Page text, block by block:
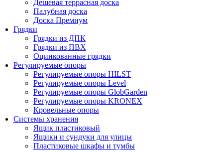
Дешевая террасная доска
Палубная доска
Доска Премиум
Грядки
Грядки из ДПК
Грядки из ПВХ
Оцинкованные грядки
Регулируемые опоры
Регулируемые опоры HILST
Регулируемые опоры Level
Регулируемые опоры GlobGarden
Регулируемые опоры KRONEX
Кровельные опоры
Системы хранения
Ящик пластиковый
Ящики и сундуки для улицы
Пластиковые шкафы и тумбы